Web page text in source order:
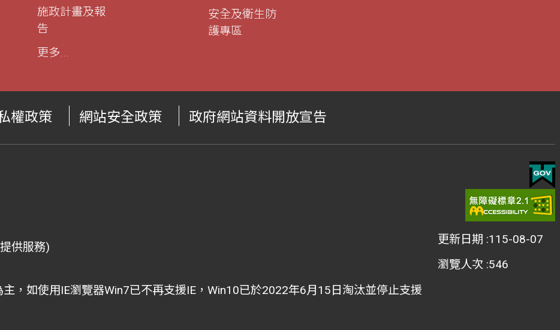
施政計畫及報
告
更多...
安全及衛生防
護專區
權政策 網站安全政策 政府網站資料開放宣告
供服務)
，如使用IE瀏覽器Win7已不再支援IE，Win10已於2022年6月15日淘汰並停止支援
更新日期 115-08-07
瀏覽人次 546